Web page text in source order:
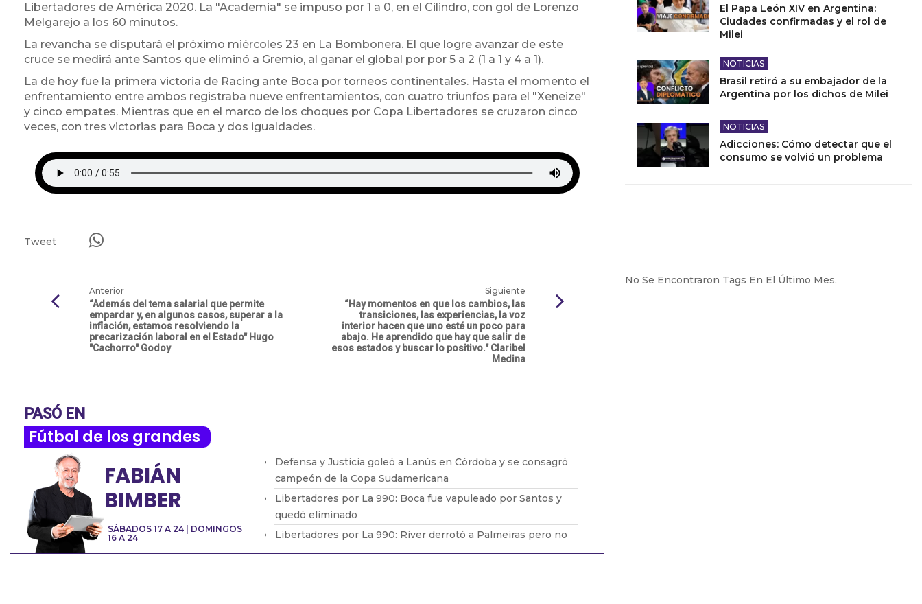
Libertadores de América 2020. La "Academia" se impuso por 1 a 0, en el Cilindro, con gol de Lorenzo
Melgarejo a los 60 minutos.
La revancha se disputará el próximo miércoles 23 en La Bombonera. El que logre avanzar de este
cruce se medirá ante Santos que eliminó a Gremio, al ganar el global por por 5 a 2 (1 a 1 y 4 a 1).
La de hoy fue la primera victoria de Racing ante Boca por torneos continentales. Hasta el momento el
enfrentamiento entre ambos registraba nueve enfrentamientos, con cuatro triunfos para el "Xeneize"
y cinco empates. Mientras que en el marco de los choques por Copa Libertadores se cruzaron cinco
veces, con tres victorias para Boca y dos igualdades.
Tweet
Anterior
“Además del tema salarial que permite
empardar y, en algunos casos, superar a la
inflación, estamos resolviendo la
precarización laboral en el Estado" Hugo
"Cachorro" Godoy
Siguiente
“Hay momentos en que los cambios, las
transiciones, las experiencias, la voz
interior hacen que uno esté un poco para
abajo. He aprendido que hay que salir de
esos estados y buscar lo positivo." Claribel
Medina
PASÓ EN
Fútbol de los grandes
SÁBADOS 17 A 24 | DOMINGOS
16 A 24
FABIÁN
BIMBER
Defensa y Justicia goleó a Lanús en Córdoba y se consagró
campeón de la Copa Sudamericana
Libertadores por La 990: Boca fue vapuleado por Santos y
quedó eliminado
Libertadores por La 990: River derrotó a Palmeiras pero no
le alcanzó y quedó eliminado
El Papa León XIV en Argentina:
Ciudades confirmadas y el rol de
Milei
NOTICIAS
Brasil retiró a su embajador de la
Argentina por los dichos de Milei
NOTICIAS
Adicciones: Cómo detectar que el
consumo se volvió un problema
No Se Encontraron Tags En El Último Mes.